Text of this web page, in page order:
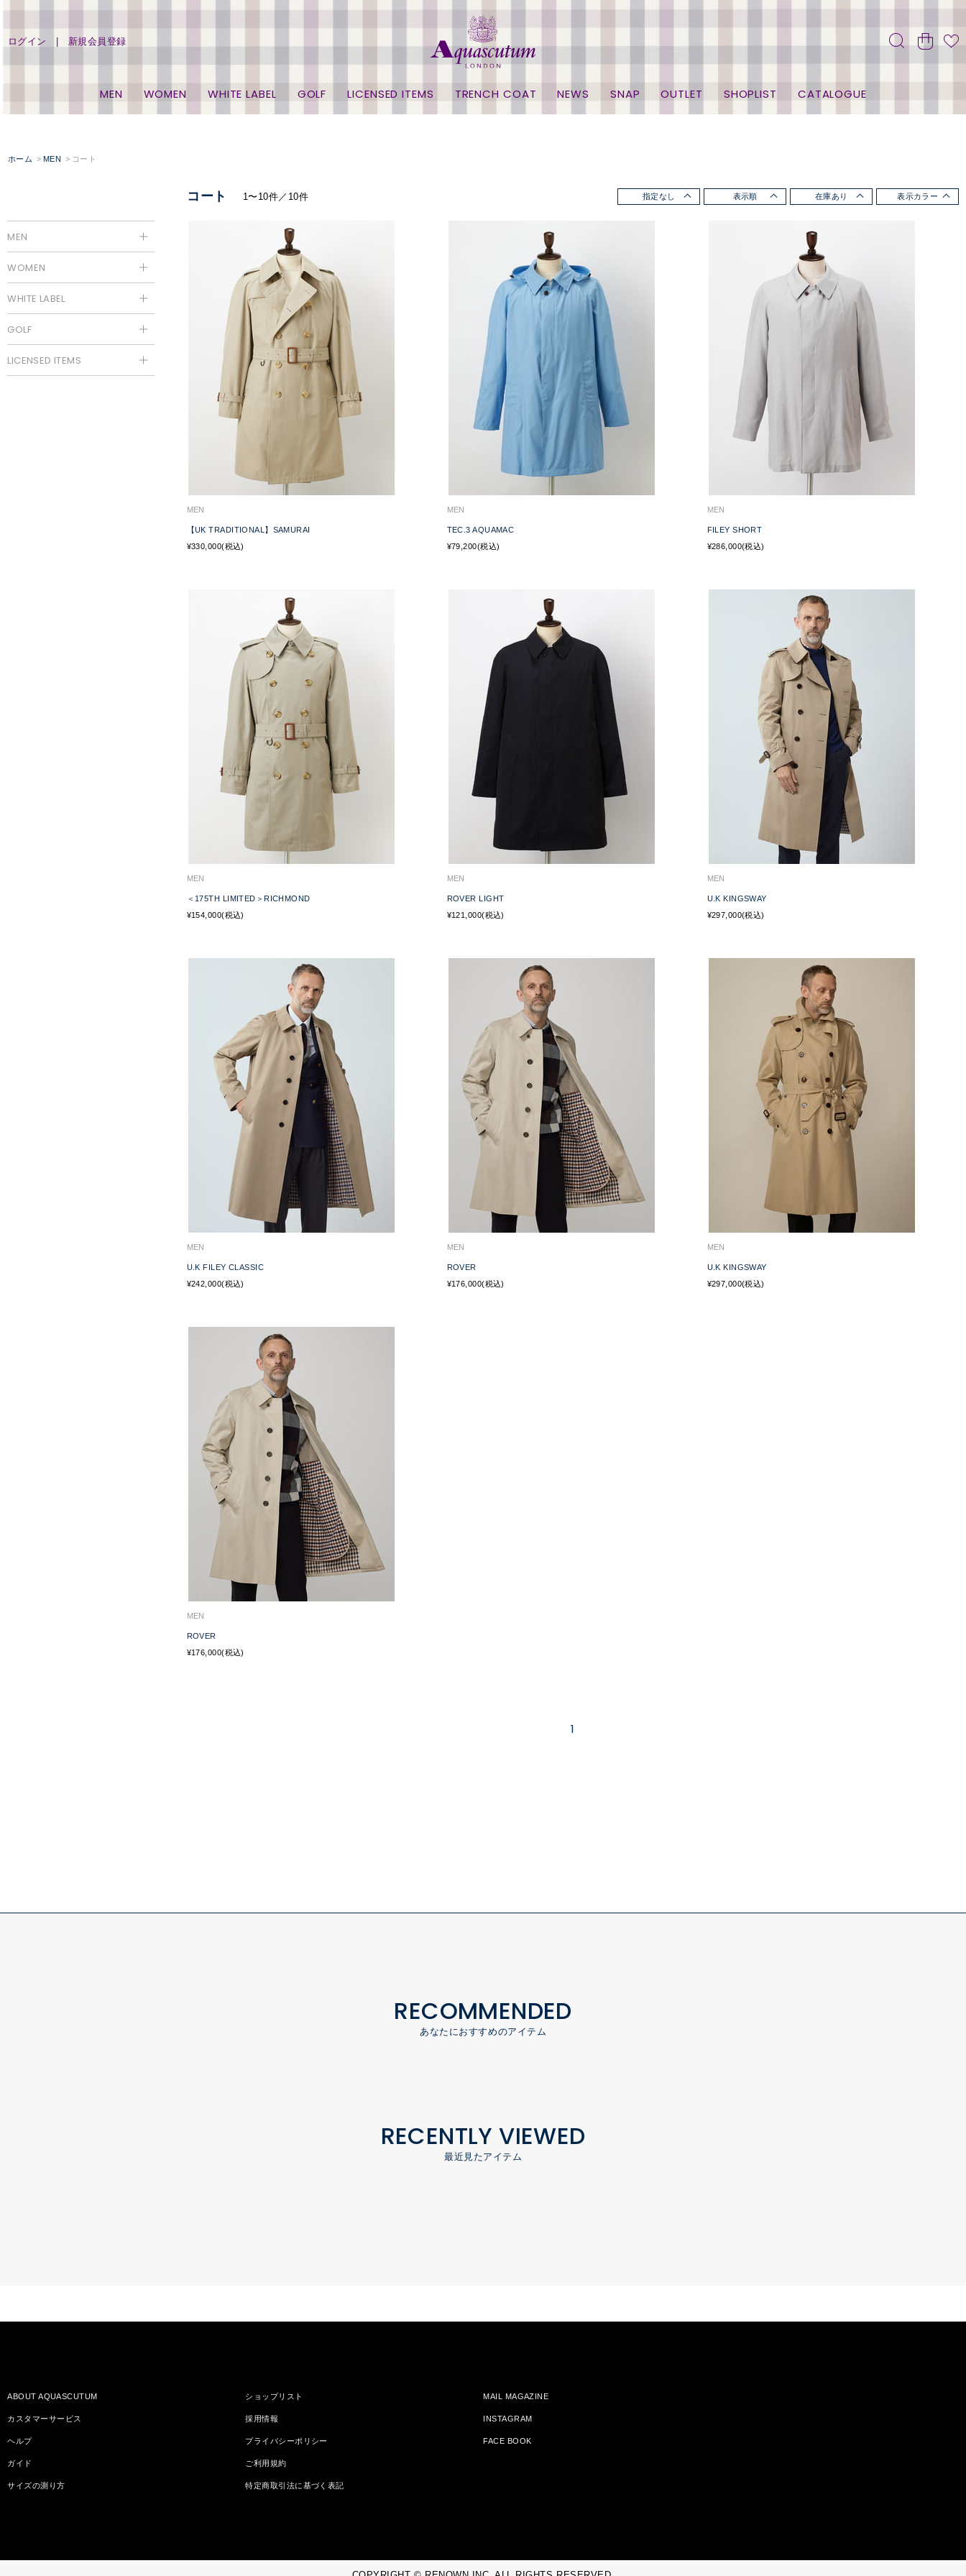
ログイン 新規会員登録
MEN WOMEN WHITE LABEL GOLF LICENSED ITEMS TRENCH COAT NEWS SNAP OUTLET SHOPLIST CATALOGUE
ホーム MEN コート
コート 1〜10件／10件 指定なし 表示順 在庫あり 表示カラー
MEN
WOMEN
WHITE LABEL
GOLF
LICENSED ITEMS
MEN
【UK TRADITIONAL】SAMURAI
¥330,000(税込)
MEN
TEC.3 AQUAMAC
¥79,200(税込)
MEN
FILEY SHORT
¥286,000(税込)
MEN
＜175TH LIMITED＞RICHMOND
¥154,000(税込)
MEN
ROVER LIGHT
¥121,000(税込)
MEN
U.K KINGSWAY
¥297,000(税込)
MEN
U.K FILEY CLASSIC
¥242,000(税込)
MEN
ROVER
¥176,000(税込)
MEN
U.K KINGSWAY
¥297,000(税込)
MEN
ROVER
¥176,000(税込)
1
RECOMMENDED
あなたにおすすめのアイテム
RECENTLY VIEWED
最近見たアイテム
ABOUT AQUASCUTUM
カスタマーサービス
ヘルプ
ガイド
サイズの測り方
ショップリスト
採用情報
プライバシーポリシー
ご利用規約
特定商取引法に基づく表記
MAIL MAGAZINE
INSTAGRAM
FACE BOOK